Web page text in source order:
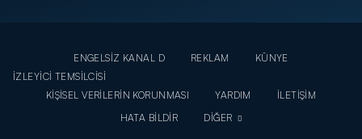
ENGELSİZ KANAL D REKLAM
KÜNYE
İZLEYİCİ TEMSİLCİSİ
KİŞİSEL VERİLERİN KORUNMASI
YARDIM
İLETİŞİM
HATA BİLDİR
DİĞER